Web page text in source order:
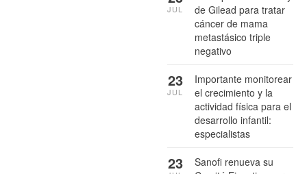
de Gilead para tratar
cáncer de mama
metastásico triple
negativo
JUL
Importante monitorear
el crecimiento y la
actividad física para el
desarrollo infantil:
especialistas
23
JUL
Sanofi renueva su
23